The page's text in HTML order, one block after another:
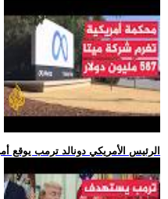
.. الرئيس الأمريكي دونالد ترمب يوقع